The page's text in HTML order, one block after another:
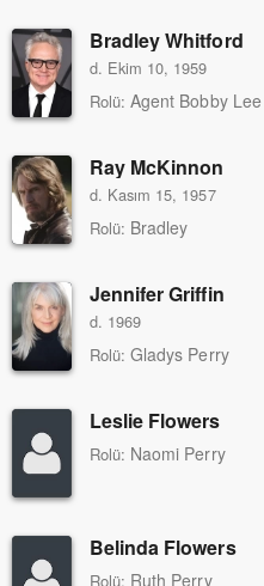
Bradley Whitford
d. Ekim 10, 1959
Rolü: Agent Bobby Lee
Ray McKinnon
d. Kasım 15, 1957
Rolü: Bradley
Jennifer Griffin
d. 1969
Rolü: Gladys Perry
Leslie Flowers
Rolü: Naomi Perry
Belinda Flowers
Rolü: Ruth Perry